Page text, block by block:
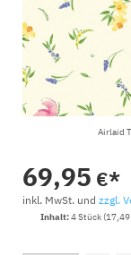
Airlaid
69,95 €*
inkl. MwSt. und zzgl.
Inhalt:4 Stück